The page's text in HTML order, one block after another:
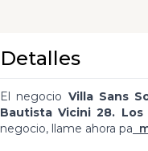
Detalles
El negocio Villa Sans
Bautista Vicini 28.
negocio, llame ahora pa